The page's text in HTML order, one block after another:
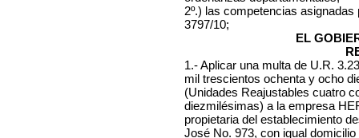
2º.) las competencias
3797/10;
EL
1.- Aplicar una multa de U.R.
mil trescientos ochenta y ocho
(Unidades Reajustables cuatro
diezmilésimas) a la empresa
propietaria del establecimiento
José No. 973, con igual